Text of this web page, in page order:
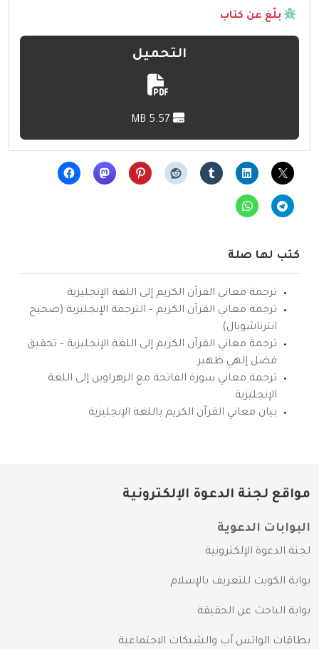
بلّغ عن كتاب
التحميل
كتب لها صلة
ترجمة معاني القرآن الكريم إلى اللغة الإنجليزية
ترجمة معاني القرآن الكريم – الترجمة الإنجليزية (صحيح
انترناشونال)
ترجمة معاني القرآن الكريم إلى اللغة الإنجليزية – تحقيق
فضل إلهي ظهير
ترجمة معاني سورة الفاتحة مع الزهراوين إلى اللغة
الإنجليزية
بيان معاني القرآن الكريم باللغة الإنجليزية
مواقع لجنة الدعوة الإلكترونية
البوابات الدعوية
لجنة الدعوة الإلكترونية
بوابة الكويت للتعريف بالإسلام
بوابة الباحث عن الحقيقة
بطاقات الواتس آب والشبكات الاجتماعية